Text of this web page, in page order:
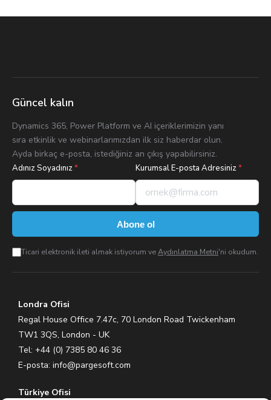
Güncel kalın
Dynamics 365, Power Platform ve AI içeriklerimizin yanı
sıra etkinlik ve webinarlarımızdan ilk siz haberdar olun.
Ayda birkaç e-posta, istediğiniz an çıkış yapabilirsiniz.
Adınız Soyadınız* Kurumsal E-posta Adresiniz*
Abone ol
Ticari elektronik ileti almak istiyorum veAydınlatma Metni'ni okudum.
Londra Ofisi
Regal House Office 7.47c, 70 London Road Twickenham
TW1 3QS, London - UK
Tel: +44 (0) 7385 80 46 36
E-posta: info@pargesoft.com
Türkiye Ofisi